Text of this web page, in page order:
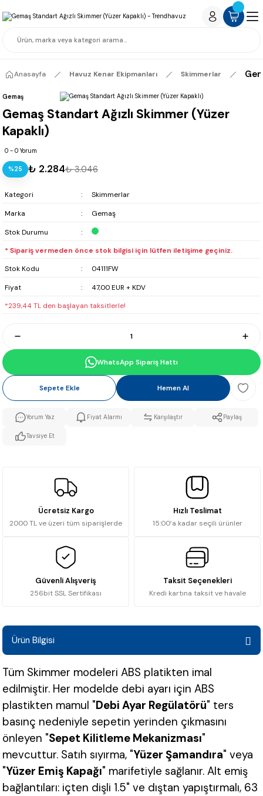
Anasayfa Havuz Kenar Ekipmanları Skimmerlar
Gemaş
Gemaş Standart Ağızlı Skimmer (Yüzer
Kapaklı)
0 - 0 Yorum
%25 ₺ 2.284₺ 3.046
Kategori
Skimmerlar
Marka
Gemaş
Stok Durumu
* Sipariş vermeden önce stok bilgisi için lütfen iletişime geçiniz.
Stok Kodu
04111FW
Fiyat
47,00 EUR + KDV
*239,44 TL den başlayan taksitlerle!
WhatsApp Sipariş Hattı
Sepete Ekle Hemen Al
Yorum Yaz Fiyat Alarmı Karşılaştır Paylaş
Tavsiye Et
Ücretsiz Kargo
2000 TL ve üzeri tüm siparişlerde
Hızlı Teslimat
15:00’a kadar seçili ürünler
Güvenli Alışveriş
256bit SSL Sertifikası
Taksit Seçenekleri
Kredi kartına taksit ve havale
Ürün Bilgisi
Tüm Skimmer modeleri ABS platikten imal
edilmiştir. Her modelde debi ayarı için ABS
plastikten mamul "Debi Ayar Regülatörü" ters
basınç nedeniyle sepetin yerinden çıkmasını
önleyen "Sepet Kilitleme Mekanizması"
mevcuttur. Satıh sıyırma, "Yüzer Şamandıra" veya
"Yüzer Emiş Kapağı" marifetiyle sağlanır. Alt emiş
bağlantıları: içten dişli 1.5" ve dıştan yapıştırmalı, 63